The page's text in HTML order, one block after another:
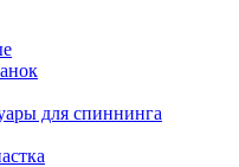
для спиннинга